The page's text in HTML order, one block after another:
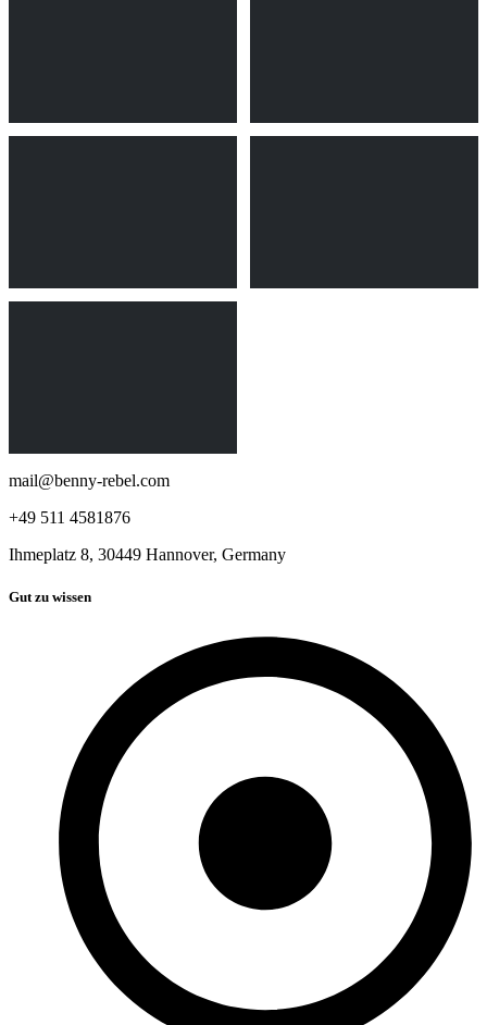
mail@benny-rebel.com
+49 511 4581876
Ihmeplatz 8, 30449 Hannover, Germany
Gut zu wissen